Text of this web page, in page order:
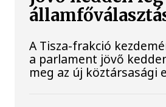
A Tisza-frakció
a parlament jövő
meg az új köztársasági